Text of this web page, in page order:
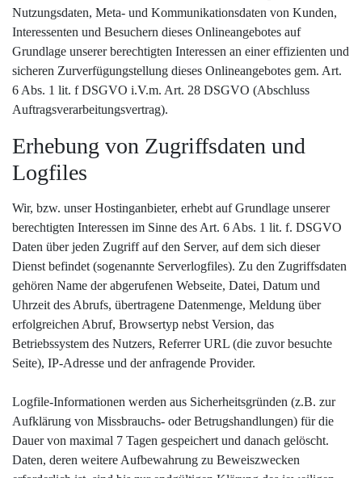
Nutzungsdaten, Meta- und Kommunikationsdaten von Kunden,
Interessenten und Besuchern dieses Onlineangebotes auf
Grundlage unserer berechtigten Interessen an einer effizienten und
sicheren Zurverfügungstellung dieses Onlineangebotes gem. Art.
6 Abs. 1 lit. f DSGVO i.V.m. Art. 28 DSGVO (Abschluss
Auftragsverarbeitungsvertrag).
Erhebung von Zugriffsdaten und
Logfiles
Wir, bzw. unser Hostinganbieter, erhebt auf Grundlage unserer
berechtigten Interessen im Sinne des Art. 6 Abs. 1 lit. f. DSGVO
Daten über jeden Zugriff auf den Server, auf dem sich dieser
Dienst befindet (sogenannte Serverlogfiles). Zu den Zugriffsdaten
gehören Name der abgerufenen Webseite, Datei, Datum und
Uhrzeit des Abrufs, übertragene Datenmenge, Meldung über
erfolgreichen Abruf, Browsertyp nebst Version, das
Betriebssystem des Nutzers, Referrer URL (die zuvor besuchte
Seite), IP-Adresse und der anfragende Provider.
Logfile-Informationen werden aus Sicherheitsgründen (z.B. zur
Aufklärung von Missbrauchs- oder Betrugshandlungen) für die
Dauer von maximal 7 Tagen gespeichert und danach gelöscht.
Daten, deren weitere Aufbewahrung zu Beweiszwecken